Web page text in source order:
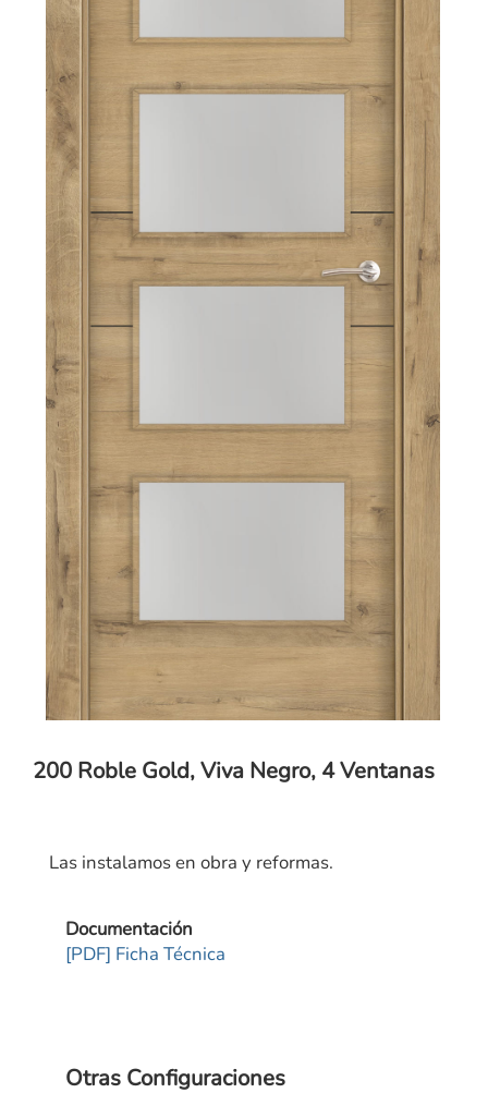
200 Roble Gold, Viva Negro, 4 Ventanas
Las instalamos en obra y reformas.
Documentación
[PDF] Ficha Técnica
Otras Configuraciones